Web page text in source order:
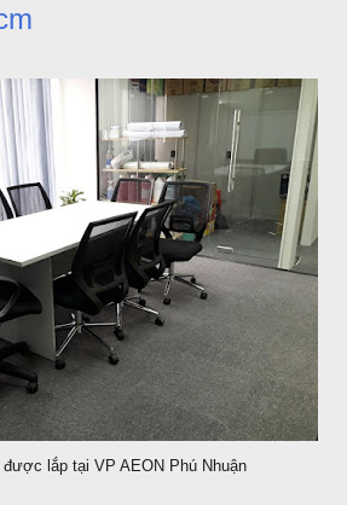
được lắp tại VP AEON Phú Nhuận